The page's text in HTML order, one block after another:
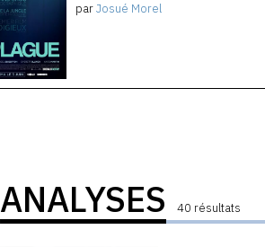
parJosué Morel
ANALYSES 40 résultats